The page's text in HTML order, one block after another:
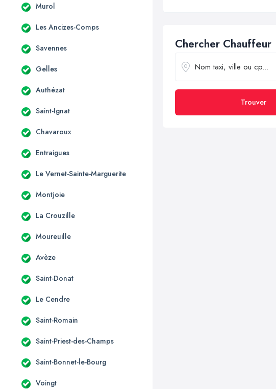
Murol
Les Ancizes-Comps
Savennes
Gelles
Authézat
Saint-Ignat
Chavaroux
Entraigues
Le Vernet-Sainte-Marguerite
Montjoie
La Crouzille
Moureuille
Avèze
Saint-Donat
Le Cendre
Saint-Romain
Saint-Priest-des-Champs
Saint-Bonnet-le-Bourg
Voingt
Chercher Chauffeur
Trouver